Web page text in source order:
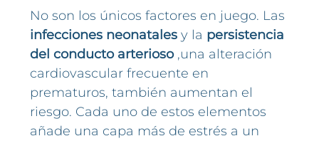
No son los únicos factores en juego. Las
infecciones neonatales y la persistencia
del conducto arterioso,una alteración
cardiovascular frecuente en
prematuros, también aumentan el
riesgo. Cada uno de estos elementos
añade una capa más de estrés a un